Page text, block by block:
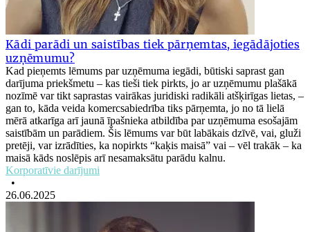
Kādi parādi un saistības tiek pārņemtas, iegādājoties
uzņēmumu?
Kad pieņemts lēmums par uzņēmuma iegādi, būtiski saprast gan
darījuma priekšmetu – kas tieši tiek pirkts, jo ar uzņēmumu plašākā
nozīmē var tikt saprastas vairākas juridiski radikāli atšķirīgas lietas, –
gan to, kāda veida komercsabiedrība tiks pārņemta, jo no tā lielā
mērā atkarīga arī jaunā īpašnieka atbildība par uzņēmuma esošajām
saistībām un parādiem. Šis lēmums var būt labākais dzīvē, vai, gluži
pretēji, var izrādīties, ka nopirkts “kaķis maisā” vai – vēl trakāk – ka
maisā kāds noslēpis arī nesamaksātu parādu kalnu.
Korporatīvie darījumi
•
26.06.2025